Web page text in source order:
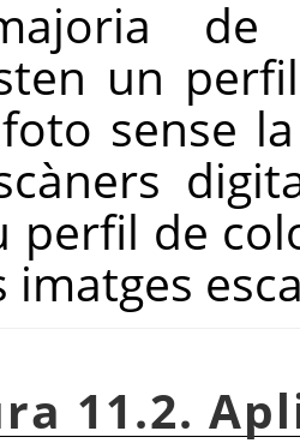
de
un
sense
perfil de
imatges
11.2.